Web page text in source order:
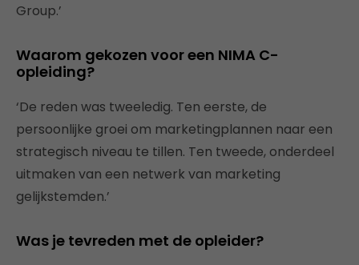
Group.’
Waarom gekozen voor een NIMA C-
opleiding?
‘De reden was tweeledig. Ten eerste, de
persoonlijke groei om marketingplannen naar een
strategisch niveau te tillen. Ten tweede, onderdeel
uitmaken van een netwerk van marketing
gelijkstemden.’
Was je tevreden met de opleider?